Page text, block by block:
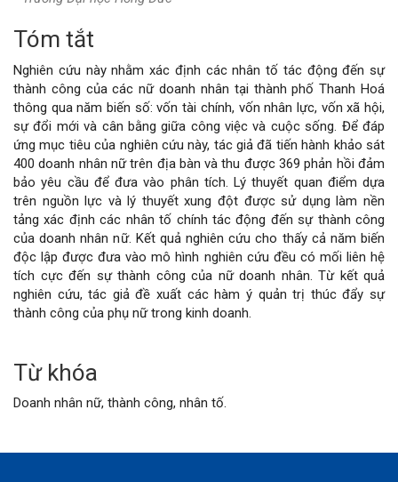
Nội
dung
chính
của
bài
viết
Tóm tắt
Nghiên cứu này nhằm xác định các nhân tố tác động đến sự
thành công của các nữ doanh nhân tại thành phố Thanh Hoá
thông qua năm biến số: vốn tài chính, vốn nhân lực, vốn xã hội,
sự đổi mới và cân bằng giữa công việc và cuộc sống. Để đáp
ứng mục tiêu của nghiên cứu này, tác giả đã tiến hành khảo sát
400 doanh nhân nữ trên địa bàn và thu được 369 phản hồi đảm
bảo yêu cầu để đưa vào phân tích. Lý thuyết quan điểm dựa
trên nguồn lực và lý thuyết xung đột được sử dụng làm nền
tảng xác định các nhân tố chính tác động đến sự thành công
của doanh nhân nữ. Kết quả nghiên cứu cho thấy cả năm biến
độc lập được đưa vào mô hình nghiên cứu đều có mối liên hệ
tích cực đến sự thành công của nữ doanh nhân. Từ kết quả
nghiên cứu, tác giả đề xuất các hàm ý quản trị thúc đẩy sự
thành công của phụ nữ trong kinh doanh.
Từ khóa
Doanh nhân nữ, thành công, nhân tố.